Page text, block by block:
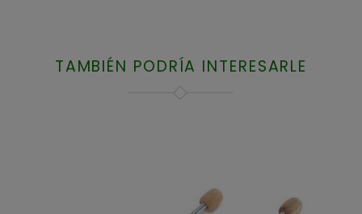
TAMBIÉN PODRÍA INTERESARLE